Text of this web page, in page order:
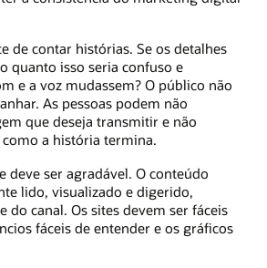
de contar histórias. Se os detalhes
quanto isso seria confuso e
e a voz mudassem? O público não
As pessoas podem não
que deseja transmitir e não
a história termina.
deve ser agradável. O conteúdo
lido, visualizado e digerido,
do canal. Os sites devem ser fáceis
fáceis de entender e os gráficos